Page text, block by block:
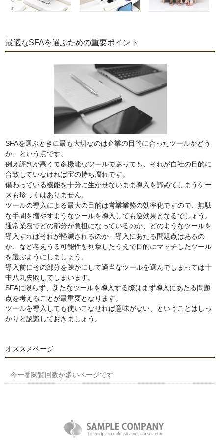
最適なSFAを選ぶための重要ポイント
SFAを選ぶときに最も大切なのは企業の目的に合ったツールかどう
か、という点です。
例え評判が高くて多機能なツールであっても、それが自社の目的に
合致していなければ宝の持ち腐れです。
備わっている機能を十分に生かせないまま導入を諦めてしまうケー
スも珍しくはありません。
ツールの導入による最大の目的は営業業務の効率化ですので、無駄
な手間を増やすようなツールを導入しても逆効果となるでしょう。
通常業務でどの部分が負担になっているのか、どのようなツールを
導入すればそれが軽減されるのか、導入にあたる問題点はあるの
か、など考えうる可能性を列挙したうえで目的にマッチしたツール
を選ぶようにしましょう。
導入前にその部分を疎かにして適当なツールを選んでしまっては十
中八九失敗してしまいます。
SFAに限らず、新たなツールを導入する際はまず導入にあたる問題
点を考えることが最重要となります。
ツールを導入しても使いこなせれば意味がない、ということはしっ
かりと認識しておきましょう。
オススメページ
今一番閲覧回数が多いページです